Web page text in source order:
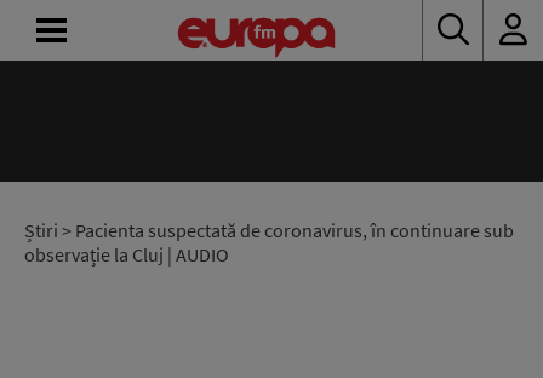
Știri > Pacienta suspectată de coronavirus, în continuare sub
observație la Cluj | AUDIO
RADIO